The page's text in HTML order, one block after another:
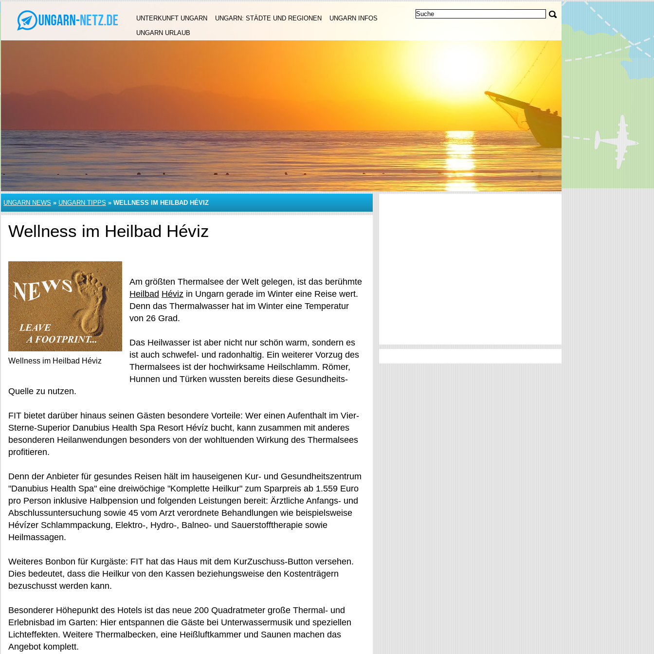
UNTERKUNFT UNGARN UNGARN: STÄDTE UND REGIONEN
UNGARN INFOS
UNGARN URLAUB
UNGARN NEWS » UNGARN TIPPS » WELLNESS IM HEILBAD HÉVIZ
Wellness im Heilbad Héviz
Wellness im Heilbad Héviz
Am größten Thermalsee der Welt gelegen, ist das berühmte
Heilbad Héviz in Ungarn gerade im Winter eine Reise wert.
Denn das Thermalwasser hat im Winter eine Temperatur
von 26 Grad.
Das Heilwasser ist aber nicht nur schön warm, sondern es
ist auch schwefel- und radonhaltig. Ein weiterer Vorzug des
Thermalsees ist der hochwirksame Heilschlamm. Römer,
Hunnen und Türken wussten bereits diese Gesundheits-
Quelle zu nutzen.
FIT bietet darüber hinaus seinen Gästen besondere Vorteile: Wer einen Aufenthalt im Vier-
Sterne-Superior Danubius Health Spa Resort Hévíz bucht, kann zusammen mit anderes
besonderen Heilanwendungen besonders von der wohltuenden Wirkung des Thermalsees
profitieren.
Denn der Anbieter für gesundes Reisen hält im hauseigenen Kur- und Gesundheitszentrum
"Danubius Health Spa" eine dreiwöchige "Komplette Heilkur" zum Sparpreis ab 1.559 Euro
pro Person inklusive Halbpension und folgenden Leistungen bereit: Ärztliche Anfangs- und
Abschlussuntersuchung sowie 45 vom Arzt verordnete Behandlungen wie beispielsweise
Hévízer Schlammpackung, Elektro-, Hydro-, Balneo- und Sauerstofftherapie sowie
Heilmassagen.
Weiteres Bonbon für Kurgäste: FIT hat das Haus mit dem KurZuschuss-Button versehen.
Dies bedeutet, dass die Heilkur von den Kassen beziehungsweise den Kostenträgern
bezuschusst werden kann.
Besonderer Höhepunkt des Hotels ist das neue 200 Quadratmeter große Thermal- und
Erlebnisbad im Garten: Hier entspannen die Gäste bei Unterwassermusik und speziellen
Lichteffekten. Weitere Thermalbecken, eine Heißluftkammer und Saunen machen das
Angebot komplett.